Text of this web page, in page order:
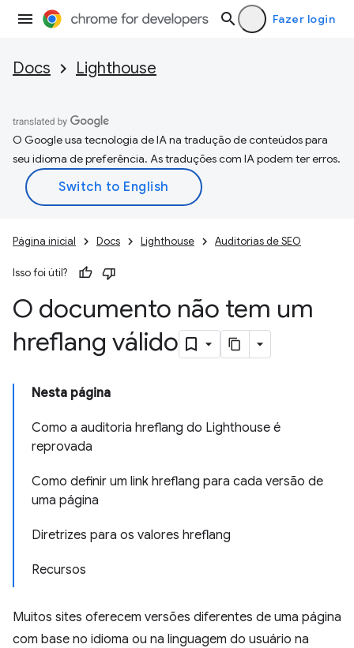
Fazer login
Docs Lighthouse
O Google usa tecnologia de IA na tradução de conteúdos para
seu idioma de preferência. As traduções com IA podem ter erros.
Página inicial Docs Lighthouse Auditorias de SEO
Isso foi útil?
O documento não tem um
hreflang válido
Nesta página
Como a auditoria hreflang do Lighthouse é
reprovada
Como definir um link hreflang para cada versão de
uma página
Diretrizes para os valores hreflang
Recursos
Muitos sites oferecem versões diferentes de uma página
com base no idioma ou na linguagem do usuário na